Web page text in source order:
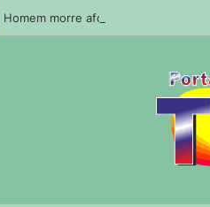
Homem morre afogado durante